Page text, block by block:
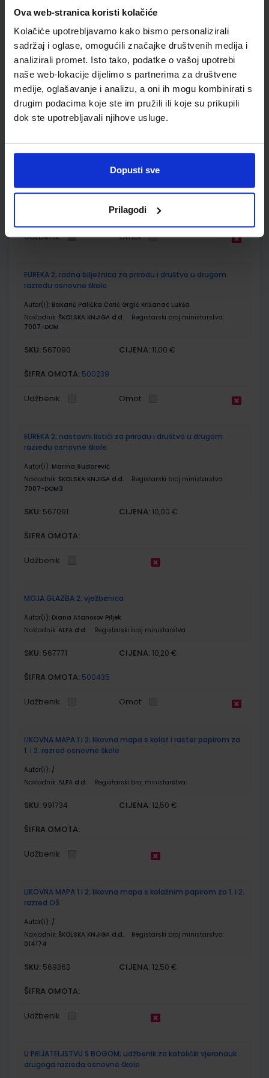
Ova web-stranica koristi kolačiće
Kolačiće upotrebljavamo kako bismo personalizirali
sadržaj i oglase, omogućili značajke društvenih medija i
analizirali promet. Isto tako, podatke o vašoj upotrebi
naše web-lokacije dijelimo s partnerima za društvene
medije, oglašavanje i analizu, a oni ih mogu kombinirati s
drugim podacima koje ste im pružili ili koje su prikupili
dok ste upotrebljavali njihove usluge.
Dopusti sve
Prilagodi
Nakladnik:ALFA d.d. Registarski broj ministarstva:
SKU:567078 CIJENA:9,50 €
ŠIFRA OMOTA:500160
Udžbenik Omot
EUREKA 2; udžbenik za prirodu i društvo s dodatnim
Autor(i):Bakarić Palička Ćorić Grgić Križanac Lukša
ŠKOLSKA KNJIGA d.d. Registarski broj ministarstva:
SKU:567089 CIJENA:11,88 €
Udžbenik Omot
EUREKA 2; radna bilježnica za prirodu i društvo u drugom
razredu osnovne škole
Autor(i): Bakarić Palička Ćorić Grgić Križanac Lukša
Nakladnik: ŠKOLSKA KNJIGA d.d.
Registarski broj ministarstva:
7007-DOM
SKU: 567090 CIJENA: 11,00 €
ŠIFRA OMOTA: 500239
Udžbenik Omot
EUREKA 2; nastavni listići za prirodu i društvo u drugom
razredu osnovne škole
Autor(i): Marina Sudarević
Nakladnik: ŠKOLSKA KNJIGA d.d.
Registarski broj ministarstva:
7007-DOM3
SKU: 567091 CIJENA: 10,00 €
ŠIFRA OMOTA:
Udžbenik
MOJA GLAZBA 2; vježbenica
Autor(i): Diana Atanosov Piljek
Nakladnik: ALFA d.d. Registarski broj ministarstva:
SKU: 567771 CIJENA: 10,20 €
ŠIFRA OMOTA: 500435
Udžbenik Omot
LIKOVNA MAPA 1 i 2; likovna mapa s kolaž i raster papirom za
1. i 2. razred osnovne škole
Autor(i): /
Nakladnik: ALFA d.d. Registarski broj ministarstva:
SKU: 991734 CIJENA: 12,50 €
ŠIFRA OMOTA:
Udžbenik
LIKOVNA MAPA 1 i 2; likovna mapa s kolažnim papirom za 1. i 2.
razred OŠ
Autor(i): /
Nakladnik: ŠKOLSKA KNJIGA d.d.
Registarski broj ministarstva:
014174
SKU: 569363 CIJENA: 12,50 €
ŠIFRA OMOTA:
Udžbenik
U PRIJATELJSTVU S BOGOM; udžbenik za katolički vjeronauk
drugoga razreda osnovne škole